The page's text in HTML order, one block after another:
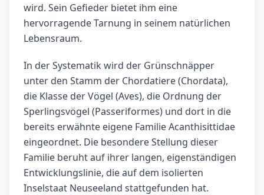
wird. Sein Gefieder bietet ihm eine
hervorragende Tarnung in seinem natürlichen
Lebensraum.
In der Systematik wird der Grünschnäpper
unter den Stamm der Chordatiere (Chordata),
die Klasse der Vögel (Aves), die Ordnung der
Sperlingsvögel (Passeriformes) und dort in die
bereits erwähnte eigene Familie Acanthisittidae
eingeordnet. Die besondere Stellung dieser
Familie beruht auf ihrer langen, eigenständigen
Entwicklungslinie, die auf dem isolierten
Inselstaat Neuseeland stattgefunden hat.